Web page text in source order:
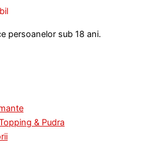
persoanelor sub 18 ani.
& Pudra